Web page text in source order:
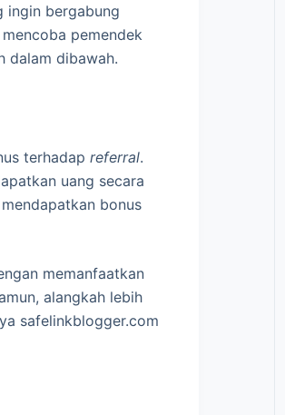
ingin bergabung
pemendek
dalam dibawah.
terhadapreferral.
uang secara
bonus
memanfaatkan
alangkah lebih
safelinkblogger.com